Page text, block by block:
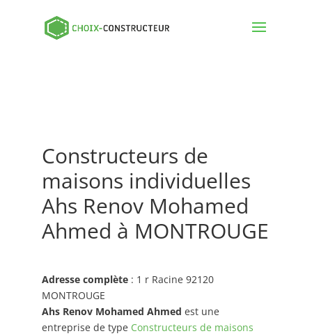
Constructeurs de
maisons individuelles
Ahs Renov Mohamed
Ahmed à MONTROUGE
Adresse complète: 1 r Racine 92120
MONTROUGE
Ahs Renov Mohamed Ahmed est une
entreprise de type Constructeurs de maisons